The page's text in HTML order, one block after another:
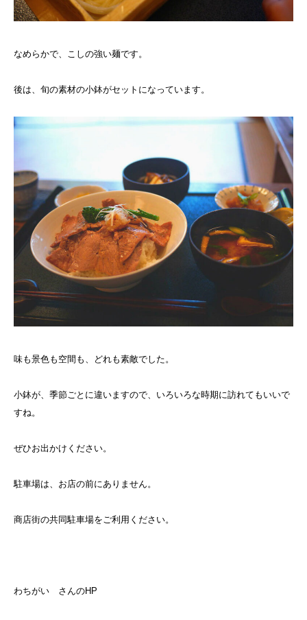
なめらかで、こしの強い麺です。
後は、旬の素材の小鉢がセットになっています。
味も景色も空間も、どれも素敵でした。
小鉢が、季節ごとに違いますので、いろいろな時期に訪れてもいいで
すね。
ぜひお出かけください。
駐車場は、お店の前にありません。
商店街の共同駐車場をご利用ください。
わちがい さんのHP